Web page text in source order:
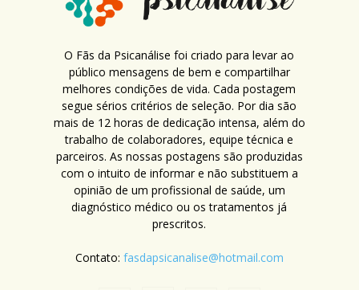
O Fãs da Psicanálise foi criado para levar ao
público mensagens de bem e compartilhar
melhores condições de vida. Cada postagem
segue sérios critérios de seleção. Por dia são
mais de 12 horas de dedicação intensa, além do
trabalho de colaboradores, equipe técnica e
parceiros. As nossas postagens são produzidas
com o intuito de informar e não substituem a
opinião de um profissional de saúde, um
diagnóstico médico ou os tratamentos já
prescritos.
Contato: fasdapsicanalise@hotmail.com